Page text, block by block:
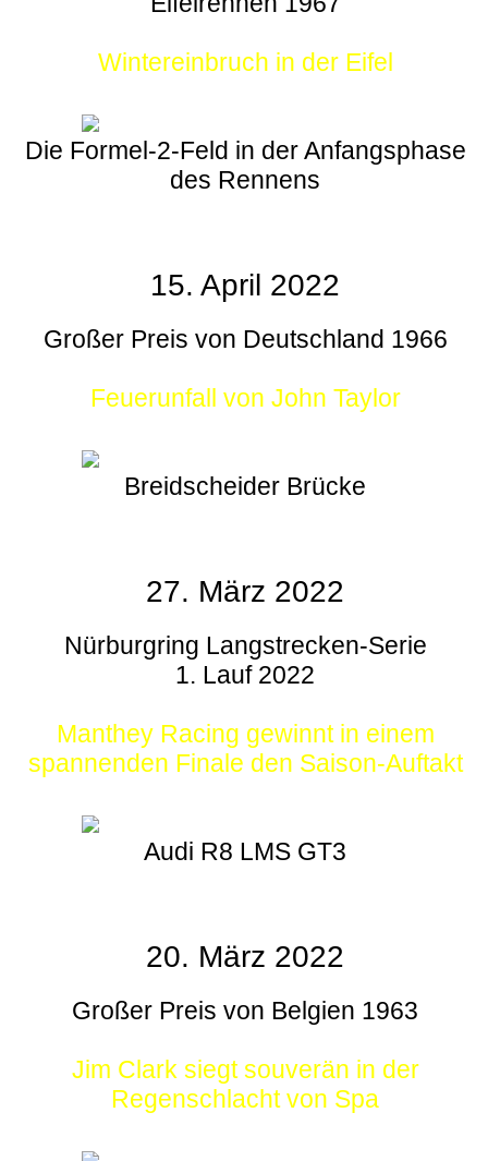
Wintereinbruch in der Eifel
Die Formel-2-Feld in der Anfangsphase
des Rennens
15. April 2022
Großer Preis von Deutschland 1966
Feuerunfall von John Taylor
Breidscheider Brücke
27. März 2022
Nürburgring Langstrecken-Serie
1. Lauf 2022
Manthey Racing gewinnt in einem
spannenden Finale den Saison-Auftakt
Audi R8 LMS GT3
20. März 2022
Großer Preis von Belgien 1963
Jim Clark siegt souverän in der
Regenschlacht von Spa